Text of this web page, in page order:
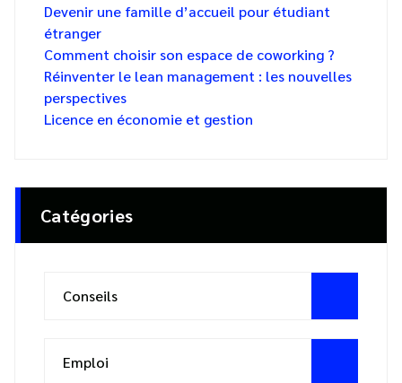
Devenir une famille d’accueil pour étudiant
étranger
Comment choisir son espace de coworking ?
Réinventer le lean management : les nouvelles
perspectives
Licence en économie et gestion
Catégories
Conseils
Emploi